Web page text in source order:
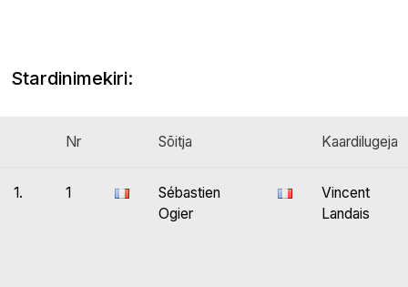
Stardinimekiri:
Nr Sõitja Kaardilugeja
1. 1
Sébastien
Ogier
Vincent
Landais